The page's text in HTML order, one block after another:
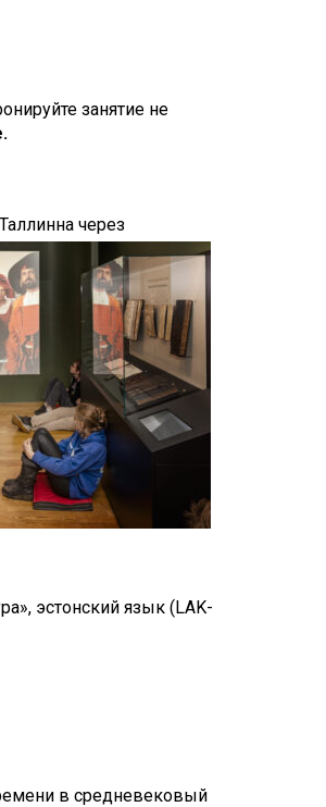
занятие не
.
через
эстонский язык (LAK-
в средневековый